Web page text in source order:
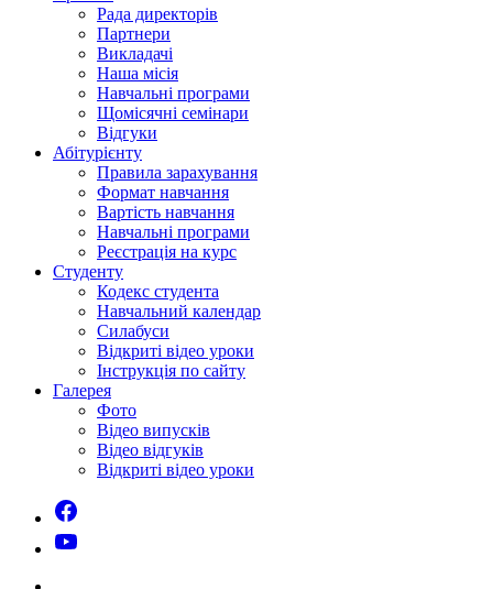
Рада директорів
Партнери
Викладачі
Наша місія
Навчальні програми
Щомісячні семінари
Відгуки
Абітурієнту
Правила зарахування
Формат навчання
Вартість навчання
Навчальні програми
Реєстрація на курс
Студенту
Кодекс студента
Навчальний календар
Силабуси
Відкриті відео уроки
Інструкція по сайту
Галерея
Фото
Відео випусків
Відео відгуків
Відкриті відео уроки